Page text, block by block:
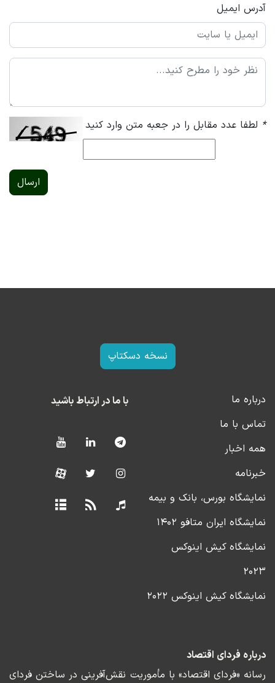
آدرس ایمیل
* لطفا عدد مقابل را در جعبه متن وارد کنید
ارسال
نسخه دسکتاپ
درباره ما
تماس با ما
همه اخبار
خبرنامه
نمایشگاه بورس، بانک و بیمه
نمایشگاه ایران متافو ۱۴۰۲
نمایشگاه کیش اینوکس
۲۰۲۳
نمایشگاه کیش اینوکس ۲۰۲۲
با ما در ارتباط باشید
درباره فردای اقتصاد
رسانه «فردای اقتصاد» با مأموریت نقش‌آفرینی در ساختن فردای